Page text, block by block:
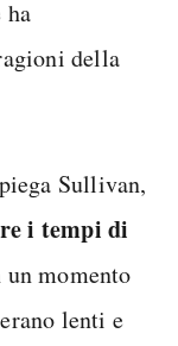
ha
della
Sullivan,
i tempi di
momento
lenti e